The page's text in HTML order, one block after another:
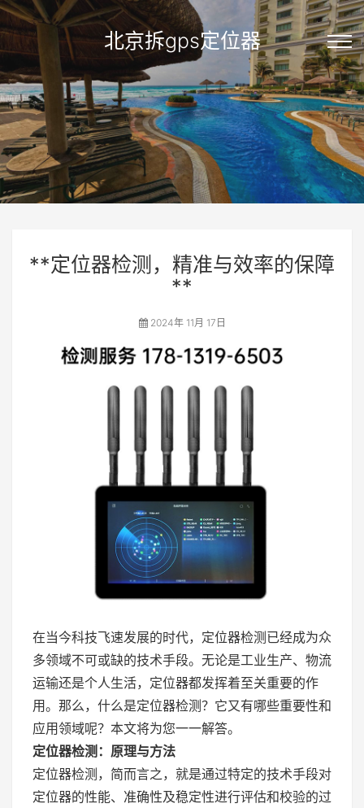
北京拆gps定位器
**定位器检测，精准与效率的保障
**
2024年 11月 17日
在当今科技飞速发展的时代，定位器检测已经成为众
多领域不可或缺的技术手段。无论是工业生产、物流
运输还是个人生活，定位器都发挥着至关重要的作
用。那么，什么是定位器检测？它又有哪些重要性和
应用领域呢？本文将为您一一解答。
定位器检测：原理与方法
定位器检测，简而言之，就是通过特定的技术手段对
定位器的性能、准确性及稳定性进行评估和校验的过